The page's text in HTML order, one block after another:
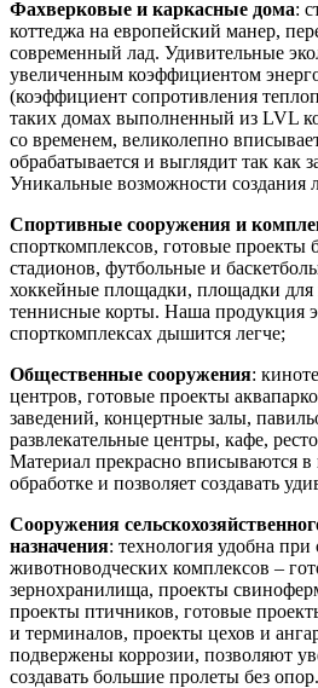
Фахверковые и каркасные дома:
коттеджа на европейский манер,
современный лад. Удивительные
увеличенным коэффициентом
(коэффициент сопротивления
таких домах выполненный из LVL
со временем, великолепно
обрабатывается и выглядит так как
Уникальные возможности создания
Спортивные сооружения и
спорткомплексов, готовые проекты
стадионов, футбольные и
хоккейные площадки, площадки для
теннисные корты. Наша продукция
спорткомплексах дышится легче;
Общественные сооружения:
центров, готовые проекты
заведений, концертные залы,
развлекательные центры, кафе,
Материал прекрасно вписываются в
обработке и позволяет создавать
Сооружения
назначения: технология удобна при
животноводческих комплексов –
зернохранилища, проекты
проекты птичников, готовые
и терминалов, проекты цехов и
подвержены коррозии, позволяют
создавать большие пролеты без опор.